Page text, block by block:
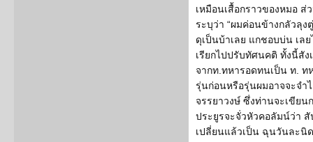
เหมือนเสื้อกราวของหมอ
ระบุว่า “ผมค่อนข้างกลัวลุ
ดุเป็นบ้าเลย แกชอบบ่น เล
เรียกไปปรับทัศนคติ ทั้งนี้สัง
จากท.ทหารอดทนเป็น ท. ท
รุ่นก่อนหรือรุ่นผมอาจจะจำ
จรรยาวงษ์ ซึ่งท่านจะเขีย
ประยูรจะจั่วหัวคอลัมน์ว่า
เปลี่ยนแล้วเป็น ฉุนวันละนิ